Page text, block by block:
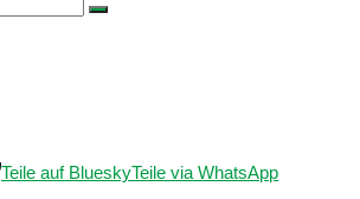
Teile auf BlueskyTeile via WhatsApp